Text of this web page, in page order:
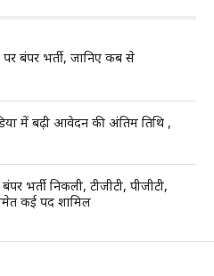
पर बंपर भर्ती, जानिए कब से
में बढ़ी आवेदन की अंतिम तिथि ,
भर्ती निकली, टीजीटी, पीजीटी,
समेत कई पद शामिल